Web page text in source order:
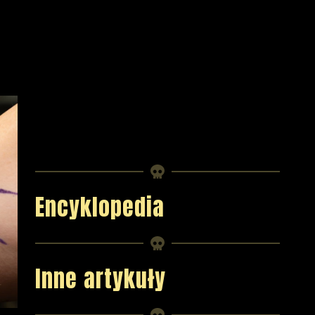
Encyklopedia
Inne artykuły